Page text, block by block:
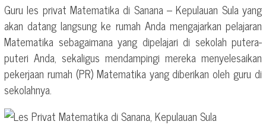
Guru les privat Matematika di Sanana – Kepulauan Sula yang
akan datang langsung ke rumah Anda mengajarkan pelajaran
Matematika sebagaimana yang dipelajari di sekolah putera-
puteri Anda, sekaligus mendampingi mereka menyelesaikan
pekerjaan rumah (PR) Matematika yang diberikan oleh guru di
sekolahnya.